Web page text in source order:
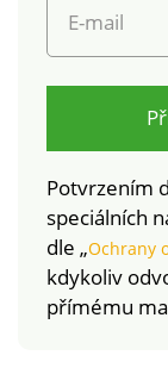
E-mail
Potvrzením
speciálních
dle „Ochrany
kdykoliv
přímému